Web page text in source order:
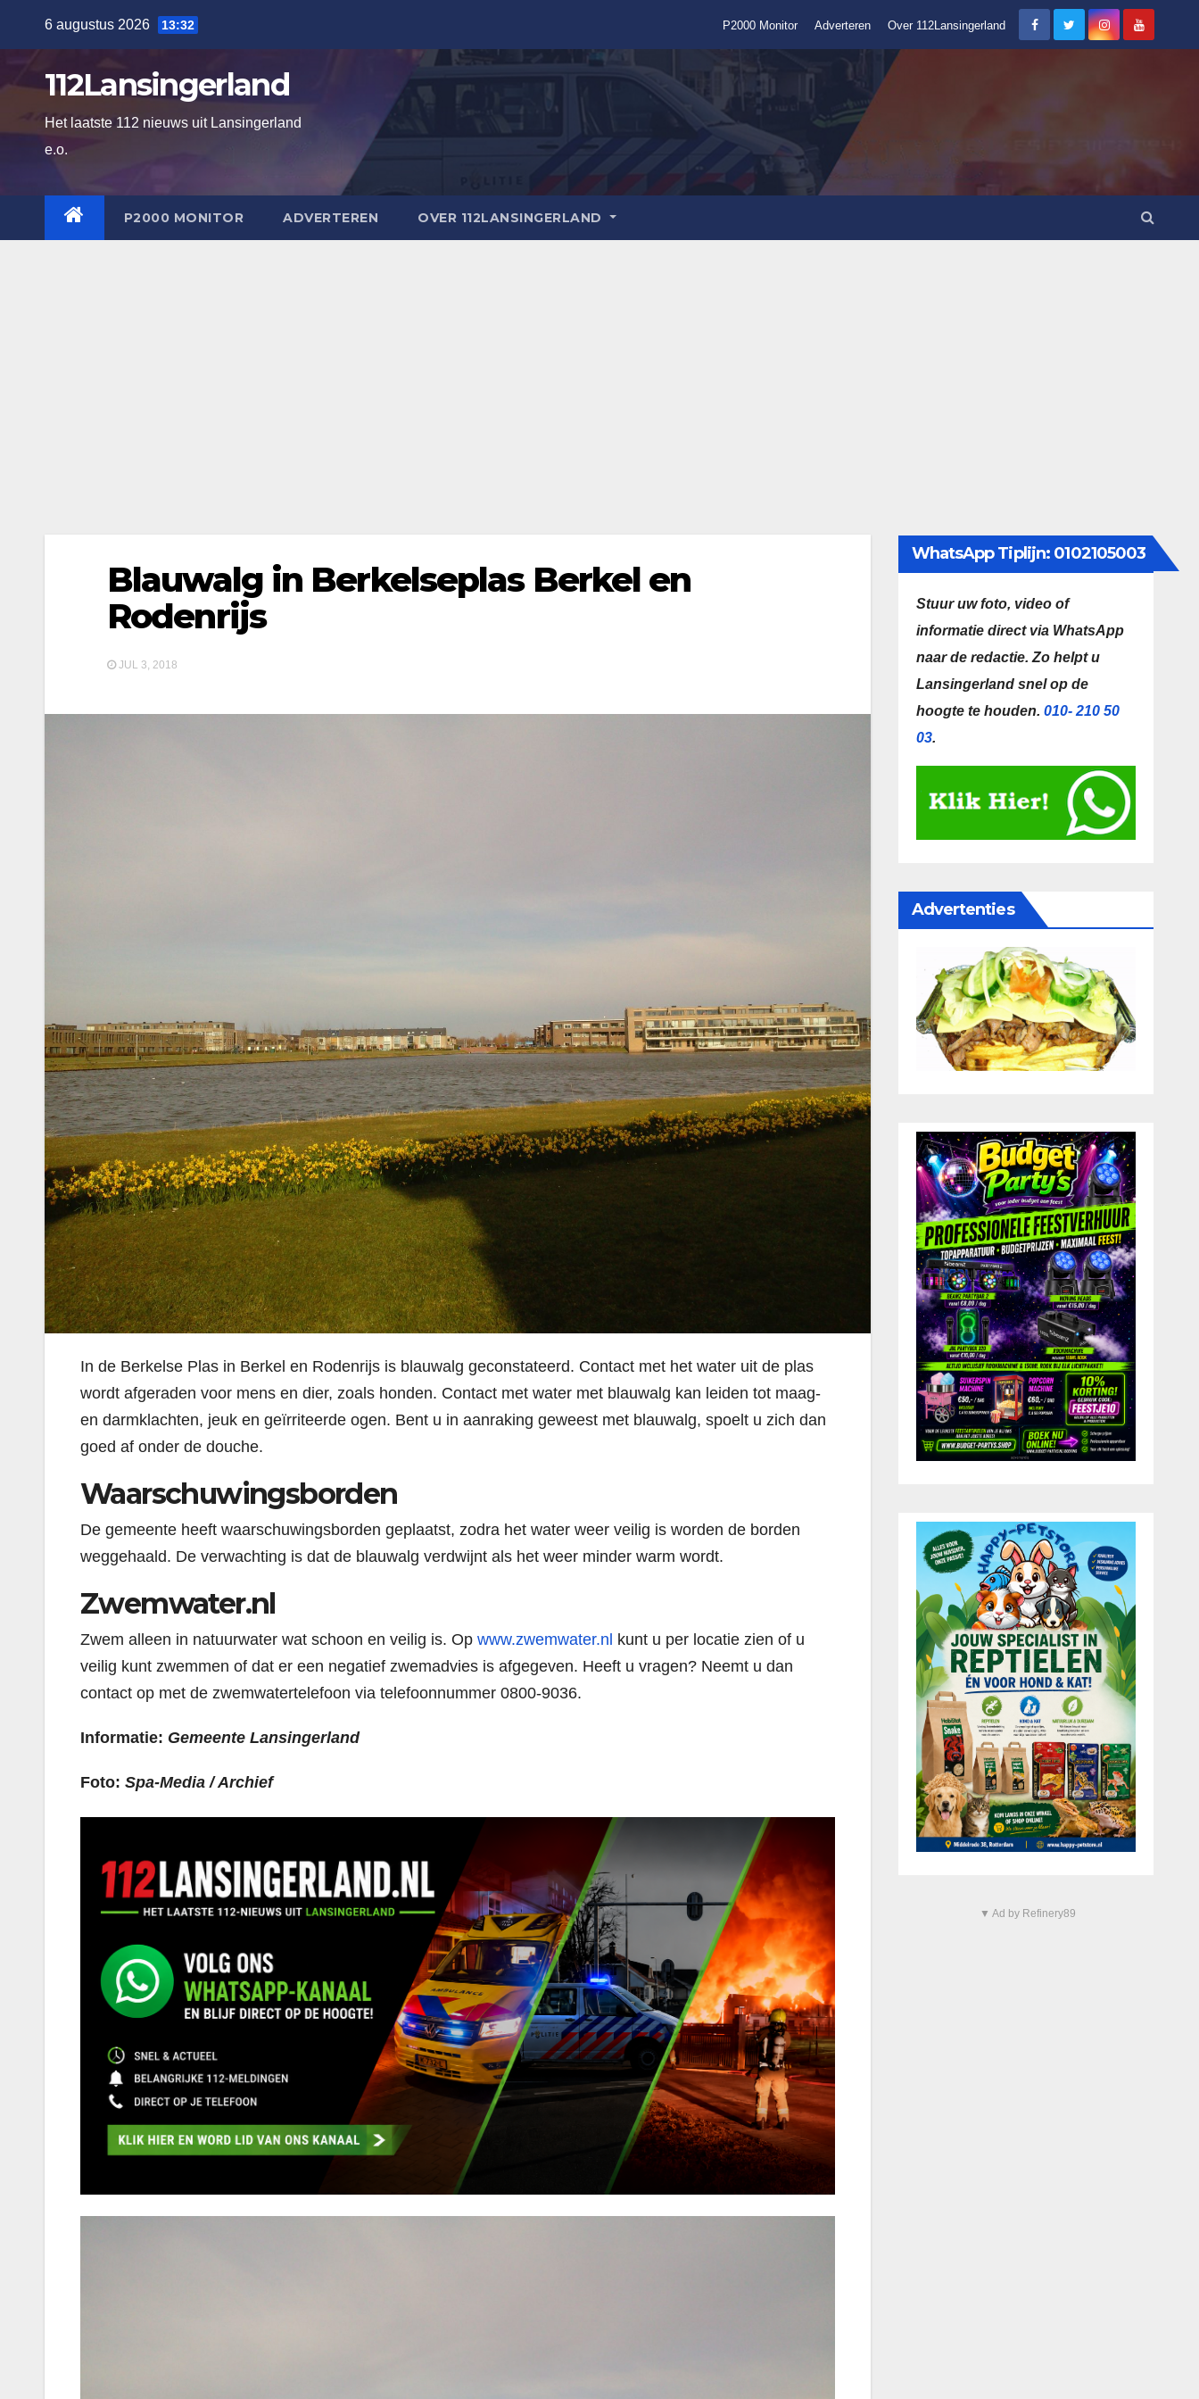
inhoud
6 augustus 2026 13:32 P2000 Monitor Adverteren Over 112Lansingerland
112Lansingerland
Het laatste 112 nieuws uit Lansingerland
e.o.
P2000 MONITOR ADVERTEREN OVER 112LANSINGERLAND
Blauwalg in Berkelseplas Berkel en
Rodenrijs
JUL 3, 2018
In de Berkelse Plas in Berkel en Rodenrijs is blauwalg geconstateerd. Contact met het water uit de plas
wordt afgeraden voor mens en dier, zoals honden. Contact met water met blauwalg kan leiden tot maag-
en darmklachten, jeuk en geïrriteerde ogen. Bent u in aanraking geweest met blauwalg, spoelt u zich dan
goed af onder de douche.
Waarschuwingsborden
De gemeente heeft waarschuwingsborden geplaatst, zodra het water weer veilig is worden de borden
weggehaald. De verwachting is dat de blauwalg verdwijnt als het weer minder warm wordt.
Zwemwater.nl
Zwem alleen in natuurwater wat schoon en veilig is. Op www.zwemwater.nl kunt u per locatie zien of u
veilig kunt zwemmen of dat er een negatief zwemadvies is afgegeven. Heeft u vragen? Neemt u dan
contact op met de zwemwatertelefoon via telefoonnummer 0800-9036.
Informatie: Gemeente Lansingerland
Foto: Spa-Media / Archief
WhatsApp Tiplijn: 0102105003
Stuur uw foto, video of
informatie direct via WhatsApp
naar de redactie. Zo helpt u
Lansingerland snel op de
hoogte te houden. 010- 210 50
03.
Advertenties
▼ Ad by Refinery89